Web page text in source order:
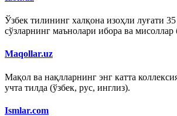
Ўзбек тилининг халқона изоҳли луғати
сўзларнинг маънолари ибора ва мисоллар
Maqollar.uz
Мақол ва нақлларнинг энг катта
учта тилда (ўзбек, рус, инглиз).
Ismlar.com